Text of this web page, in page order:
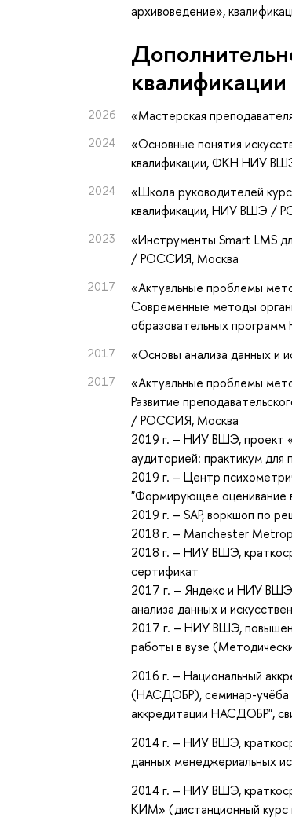
архивоведение»,
2026 «Мастерская
2024 «Основные понятия
квалификации, ФКН НИУ
2024 «Школа руководителей
квалификации, НИУ ВШЭ /
2023 «Инструменты Smart LMS
/ РОССИЯ, Москва
2017
«Актуальные проблемы
Современные методы
образовательных
2017 «Основы анализа данных и
2017
«Актуальные проблемы
Развитие
/ РОССИЯ, Москва
2019 г. – НИУ ВШЭ, проект
аудиторией: практикум для
2019 г. – Центр
"Формирующее оценивание
2019 г. – SAP, воркшоп по
2018 г. – Manchester
2018 г. – НИУ ВШЭ,
сертификат
2017 г. – Яндекс и НИУ ВШЭ,
анализа данных и
2017 г. – НИУ ВШЭ,
работы в вузе
2016 г. – Национальный
(НАСДОБР), семинар-учёба
аккредитации НАСДОБР",
2014 г. – НИУ ВШЭ,
данных менеджериальных
2014 г. – НИУ ВШЭ,
КИМ» (дистанционный курс